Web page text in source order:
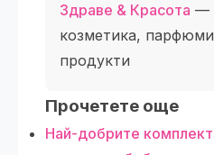
Здраве & Красота —
козметика,
продукти
Прочетете още
Най-добрите